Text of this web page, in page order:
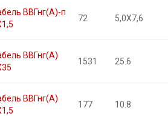
ВВГнг(А)-п
72 5,0X7,6
ВВГнг(А)
1531 25.6
ВВГнг(А)
177 10.8